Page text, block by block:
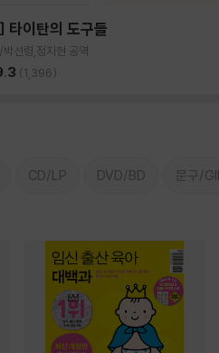
타이탄의 도구들
선령,정지현 공역
(1,396)
CD/LP DVD/BD 문구/